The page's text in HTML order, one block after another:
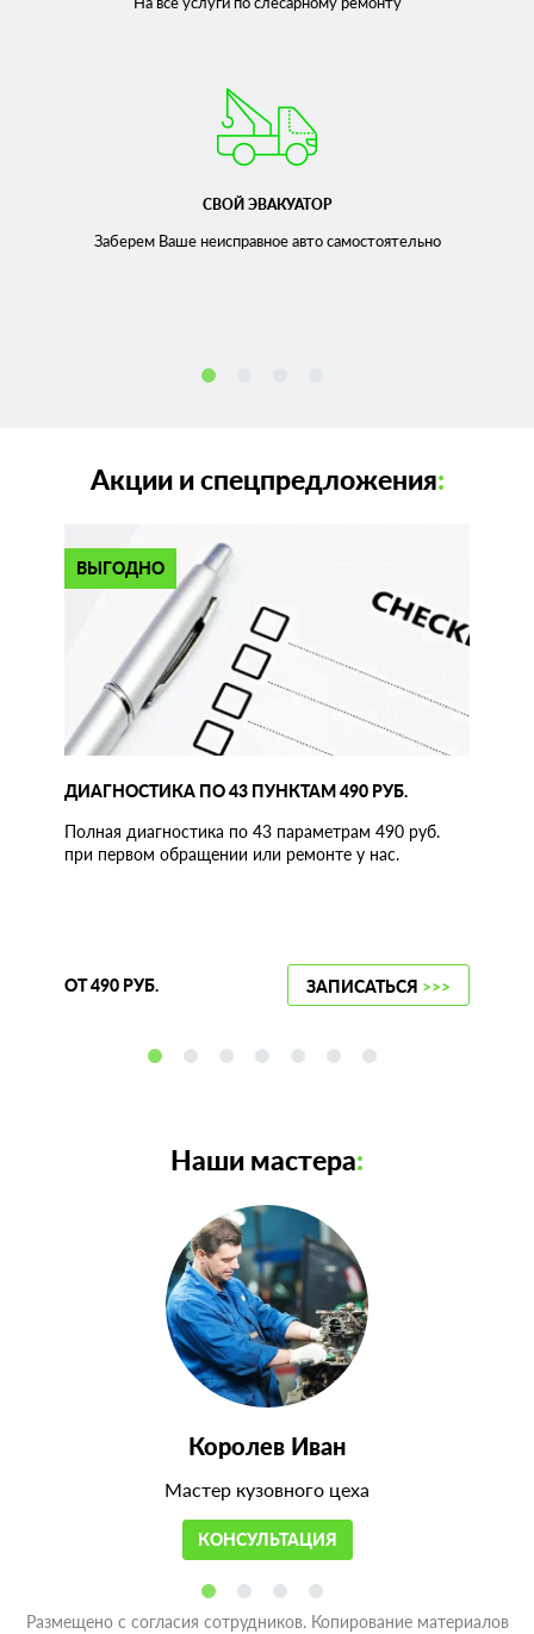
СВОЙ ЭВАКУАТОР
Заберем Ваше неисправноеавто самостоятельно
Акции и спецпредложения:
ВЫГОДНО
ДИАГНОСТИКА ПО 43 ПУНКТАМ 490 РУБ.
Полная диагностика по 43 параметрам 490 руб.
при первом обращении или ремонте у нас.
ОТ 490 РУБ. ЗАПИСАТЬСЯ >>>
Наши мастера:
Королев Иван
Мастер кузовного цеха
КОНСУЛЬТАЦИЯ
Размещено с согласия сотрудников. Копирование материалов